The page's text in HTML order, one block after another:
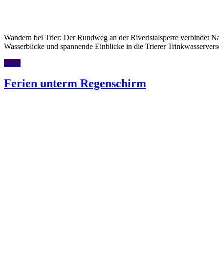
Wandern bei Trier: Der Rundweg an der Riveristalsperre verbindet
Wasserblicke und spannende Einblicke in die Trierer
Mehr
Ferien unterm Regenschirm